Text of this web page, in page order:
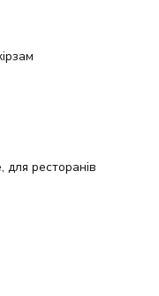
для ресторанів